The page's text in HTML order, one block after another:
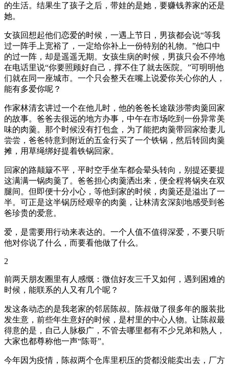
的生活。结果生了孩子之后，带娃的是她，要赚钱养家的还是
她。
女孩回想起他们恋爱的时候，一遇上节日，男孩都会说“等我
过一阵手上宽裕了，一定给你补上一份特别的礼物。”他口中
的过一阵，却是遥遥无期。女孩生病的时候，男孩只会不停地
在电话里说“你要照顾好自己，撑不住了就去医院。”可明明他
们就在同一座城市。一个只会整天在嘴上说爱你关心你的人，
能有多爱你呢？
作家林清玄讲过一个在他儿时，他的爸爸长途跋涉带肉羹回家
的故事。爸爸去很远的地方办事，中午在市场吃到一份异常美
味的肉羹。那个时候没有打包盒，为了能把肉羹带回家给妻儿
尝尝，爸爸特意到附近的五金行买了一个铁锅，然后转回肉羹
摊，用草绳绑好提着铁锅回家。
回家的路颠簸不平，平时空手坐车都会晕头转向，别提还要提
这满满一锅肉羹了。爸爸担心肉羹洒出来，便全程将锅夹在双
腿间。但即便十分小心，等他到家的时候，肉羹还是溢出了一
半。可正是这半锅历经艰辛的肉羹，让林清玄深刻地感受到爸
爸珍贵的爱意。
爱，是需要用行动来表达的。一个人值不值得深爱，不要只听
他对你说了什么，而要看他做了什么。
2
前两天朋友圈里有人感慨：微信好友三千又如何，遇到困难的
时候，能联系的人又有几个呢？
发这条动态的是我老家的邻居陈叔。陈叔做了很多年的服装批
发生意，前些年生意好的时候，是村里的中心人物。让陈叔最
得意的是，自己人脉极广，不管去哪里都有不少兄弟和熟人，
大家也都尊称他一声“陈哥”。
今年因为疫情，陈叔两个仓库里积压的货都没能卖出去，厂方